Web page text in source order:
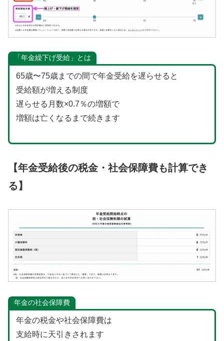
「年金繰下げ受給」とは
65歳〜75歳までの間で年金受給を遅らせると
受給額が増える制度
遅らせる月数×0.7％の増額で
増額は亡くなるまで続きます
【年金受給後の税金・社会保障費も計算でき
る】
年金の社会保障費
年金の税金や社会保障費は
支給時に天引きされます